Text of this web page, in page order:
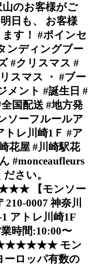
のお客様がご
日も、 お客様
す！ #ポインセ
ンディングブー
#クリスマス #
スマス ・ #ブー
メント #誕生日 #
国配送 #地方発
ソーフルールア
トレ川崎1Ｆ #ア
花屋 #川崎駅花
#monceaufleurs
さい。
【モンソー
0007 神奈川
アトレ川崎1F
時間:10:00〜
モン
ーロッパ有数の